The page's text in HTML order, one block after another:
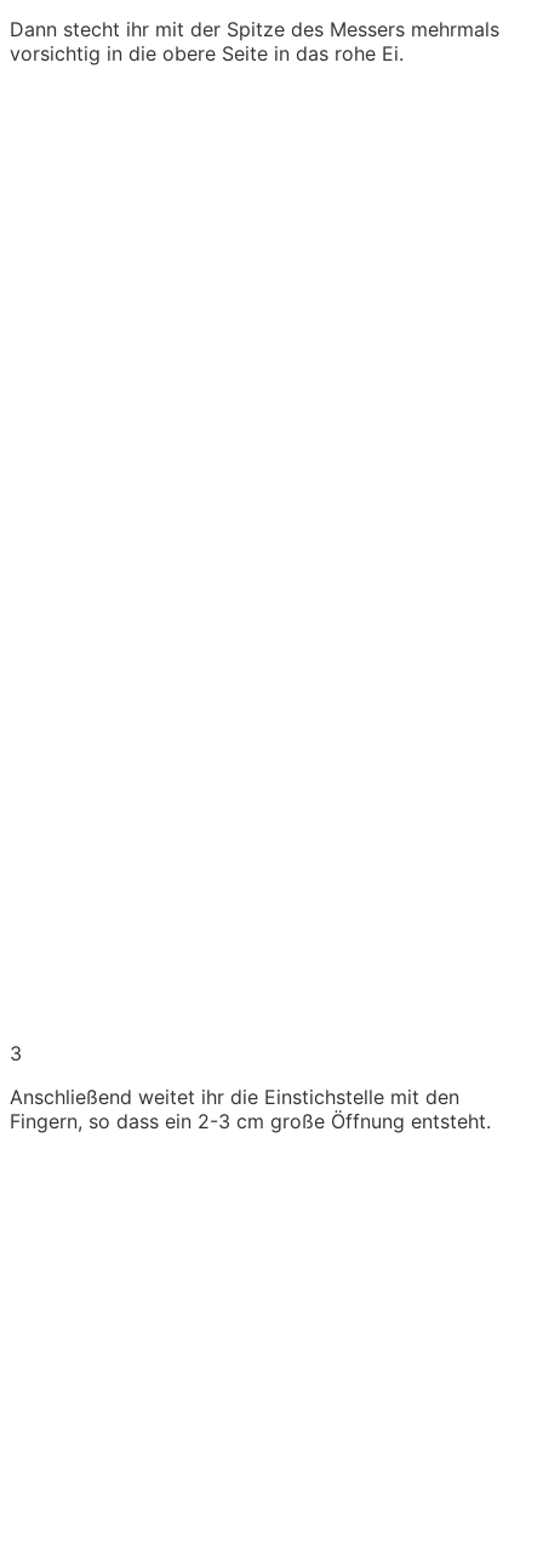
Dann stecht ihr mit der Spitze des Messers mehrmals
vorsichtig in die obere Seite in das rohe Ei.
3
Anschließend weitet ihr die Einstichstelle mit den
Fingern, so dass ein 2-3 cm große Öffnung entsteht.